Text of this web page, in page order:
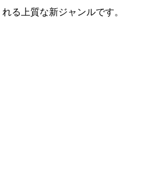
る上質な新ジャンルです。